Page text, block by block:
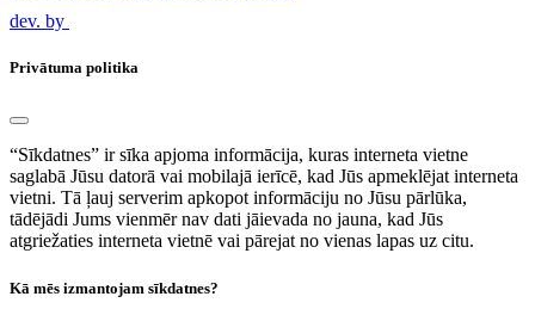
dev. by
Privātuma politika
“Sīkdatnes” ir sīka apjoma informācija, kuras interneta vietne
saglabā Jūsu datorā vai mobilajā ierīcē, kad Jūs apmeklējat interneta
vietni. Tā ļauj serverim apkopot informāciju no Jūsu pārlūka,
tādējādi Jums vienmēr nav dati jāievada no jauna, kad Jūs
atgriežaties interneta vietnē vai pārejat no vienas lapas uz citu.
Kā mēs izmantojam sīkdatnes?